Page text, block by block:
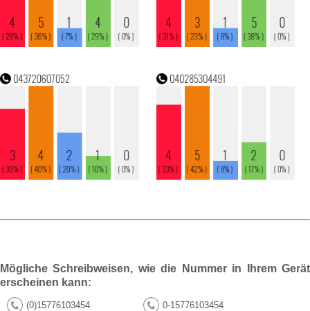
Mögliche Schreibweisen, wie die Nummer in Ihrem Gerät
erscheinen kann:
(0)15776103454 0-15776103454